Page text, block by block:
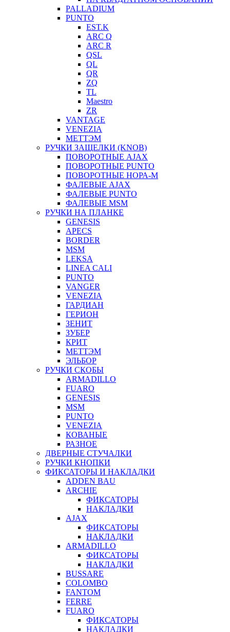
PALLADIUM
PUNTO
EST.K
ARC Q
ARC R
QSL
QL
QR
ZQ
TL
Maestro
ZR
VANTAGE
VENEZIA
МЕТТЭМ
РУЧКИ ЗАЩЕЛКИ (KNOB)
ПОВОРОТНЫЕ AJAX
ПОВОРОТНЫЕ PUNTO
ПОВОРОТНЫЕ НОРА-М
ФАЛЕВЫЕ AJAX
ФАЛЕВЫЕ PUNTO
ФАЛЕВЫЕ MSM
РУЧКИ НА ПЛАНКЕ
GENESIS
APECS
BORDER
MSM
LEKSA
LINEA CALI
PUNTO
VANGER
VENEZIA
ГАРДИАН
ГЕРИОН
ЗЕНИТ
ЗУБЕР
КРИТ
МЕТТЭМ
ЭЛЬБОР
РУЧКИ СКОБЫ
ARMADILLO
FUARO
GENESIS
MSM
PUNTO
VENEZIA
КОВАНЫЕ
РАЗНОЕ
ДВЕРНЫЕ СТУЧАЛКИ
РУЧКИ КНОПКИ
ФИКСАТОРЫ И НАКЛАДКИ
ADDEN BAU
ARCHIE
ФИКСАТОРЫ
НАКЛАДКИ
AJAX
ФИКСАТОРЫ
НАКЛАДКИ
ARMADILLO
ФИКСАТОРЫ
НАКЛАДКИ
BUSSARE
COLOMBO
FANTOM
FERRE
FUARO
ФИКСАТОРЫ
НАКЛАДКИ